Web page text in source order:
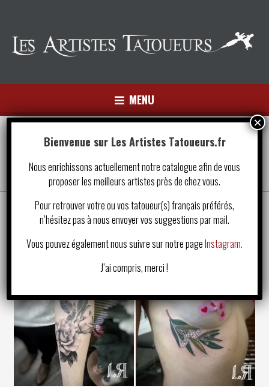
MENU
Floral
Le style floral est composé en majorité de fleurs.
Chacune d’elle a sa propre signification et peut être
Bienvenue sur Les Artistes Tatoueurs.fr
Nous enrichissons actuellement notre catalogue afin de vous
proposer les meilleurs artistes près de chez vous.
Pour retrouver votre ou vos tatoueur(s) français préférés,
n’hésitez pas à nous envoyer vos suggestions par mail.
Vous pouvez également nous suivre sur notre pageInstagram.
J’ai compris, merci !